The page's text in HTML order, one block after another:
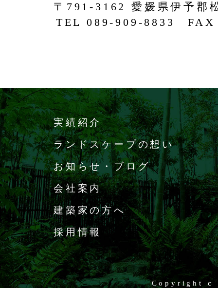
〒791-3162 愛媛県伊予郡
TEL 089-909-8833 FAX
実績紹介
ランドスケープの想い
お知らせ・ブログ
会社案内
建築家の方へ
採用情報
Copyright c